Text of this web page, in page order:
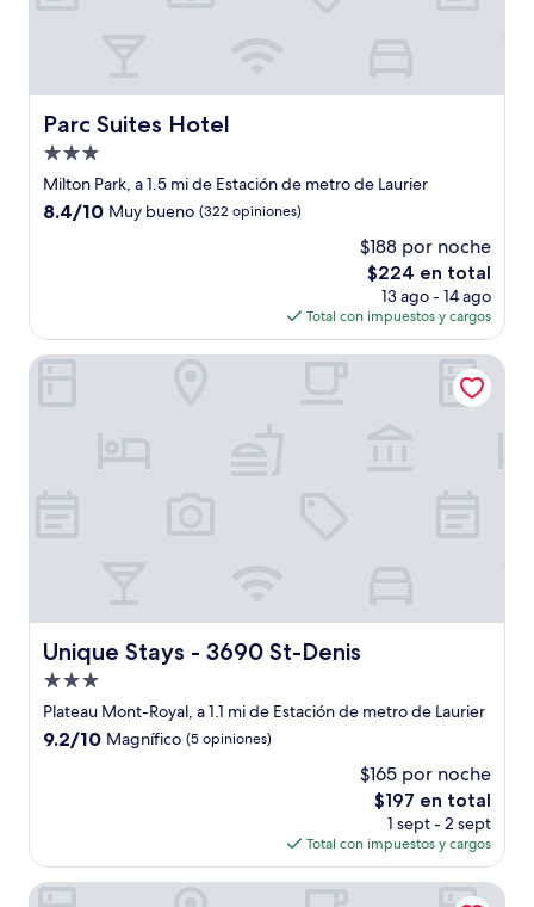
Parc Suites Hotel
Parc Suites Hotel
Propiedad
de
3.0
Milton Park, a 1.5 mi de Estación de metro de Laurier
8.4
opiniones)
8.4/10 Muy bueno (322 opiniones)
$188 por noche
El
precio
actual
es
de
$224 en total
13 ago - 14 ago
Total con impuestos y cargos
Unique Stays - 3690 St-Denis
Unique Stays - 3690 St-Denis
Propiedad
de
3.0
Plateau Mont-Royal, a 1.1 mi de Estación de metro de Laurier
9.2
9.2/10 Magnífico (5 opiniones)
$165 por noche
El
precio
actual
es
de
$197 en total
1 sept - 2 sept
Total con impuestos y cargos
Unique Stays - 3690 St-Denis
Econo Lodge